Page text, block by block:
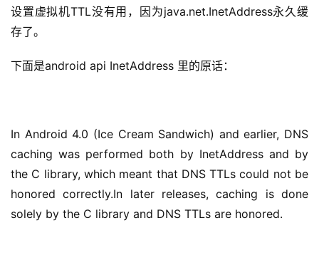
设置虚拟机TTL没有用，因为java.net.InetAddress永久缓
存了。
下面是android api InetAddress 里的原话：
In Android 4.0 (Ice Cream Sandwich) and earlier, DNS
caching was performed both by InetAddress and by
the C library, which meant that DNS TTLs could not be
honored correctly.In later releases, caching is done
solely by the C library and DNS TTLs are honored.